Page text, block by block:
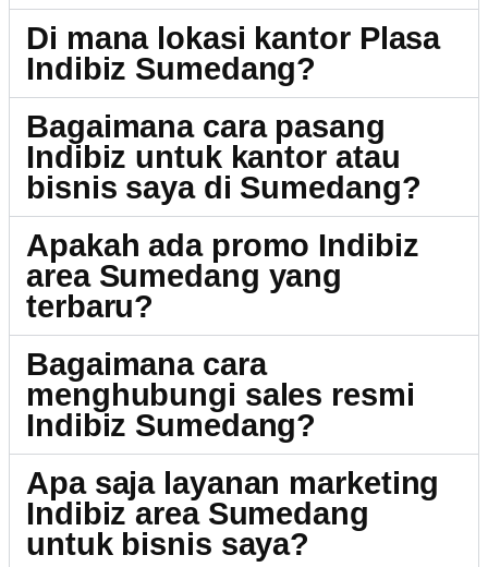
Di mana lokasi kantor Plasa
Indibiz Sumedang?
Bagaimana cara pasang
Indibiz untuk kantor atau
bisnis saya di Sumedang?
Apakah ada promo Indibiz
area Sumedang yang
terbaru?
Bagaimana cara
menghubungi sales resmi
Indibiz Sumedang?
Apa saja layanan marketing
Indibiz area Sumedang
untuk bisnis saya?